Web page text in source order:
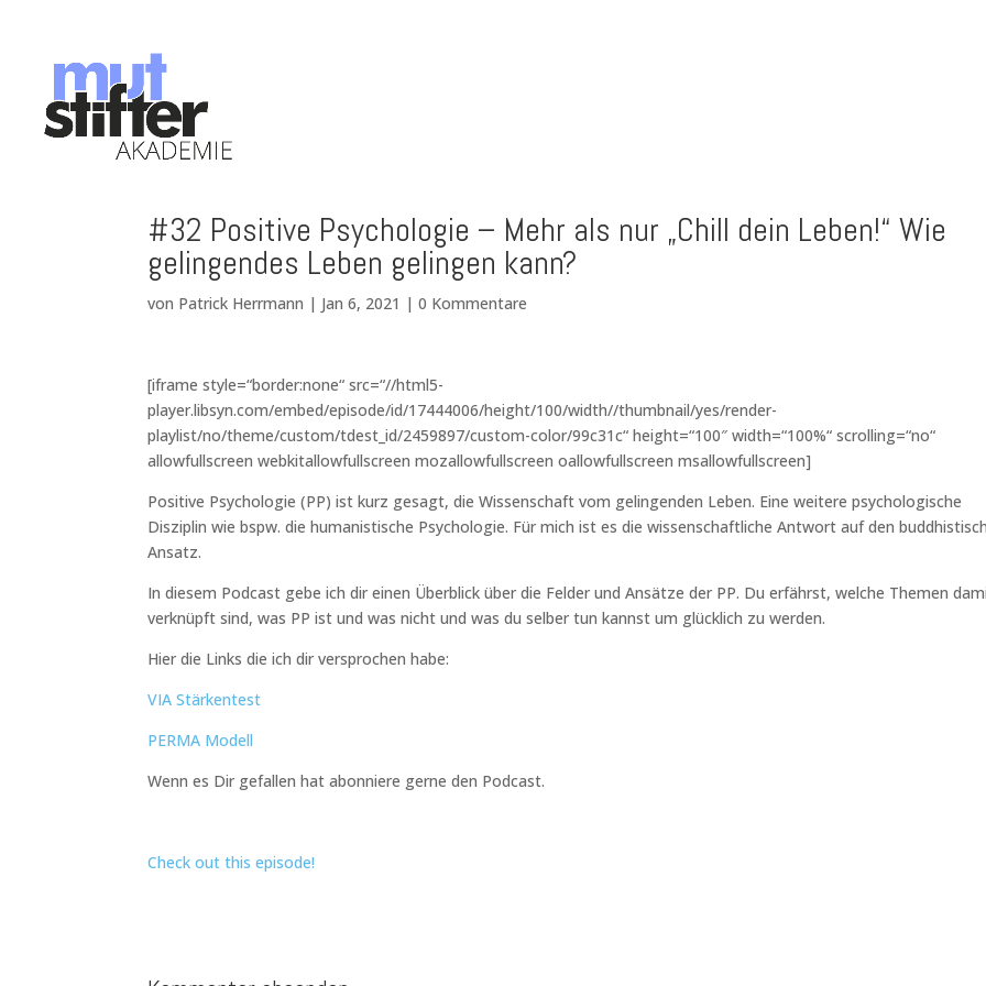
#32 Positive Psychologie – Mehr als nur „Chill dein Leben!“ Wie
gelingendes Leben gelingen kann?
von Patrick Herrmann | Jan 6, 2021 |0 Kommentare
[iframe style=“border:none“ src=“//html5-
player.libsyn.com/embed/episode/id/17444006/height/100/width//thumbnail/yes/render-
playlist/no/theme/custom/tdest_id/2459897/custom-color/99c31c“ height=“100″ width=“100%“ scrolling=“no“
allowfullscreen webkitallowfullscreen mozallowfullscreen oallowfullscreen msallowfullscreen]
Positive Psychologie (PP) ist kurz gesagt, die Wissenschaft vom gelingenden Leben. Eine weitere psychologische
Disziplin wie bspw. die humanistische Psychologie. Für mich ist es die wissenschaftliche Antwort auf den
Ansatz.
In diesem Podcast gebe ich dir einen Überblick über die Felder und Ansätze der PP. Du erfährst, welche Themen
verknüpft sind, was PP ist und was nicht und was du selber tun kannst um glücklich zu werden.
Hier die Links die ich dir versprochen habe:
VIA Stärkentest
PERMA Modell
Wenn es Dir gefallen hat abonniere gerne den Podcast.
Check out this episode!